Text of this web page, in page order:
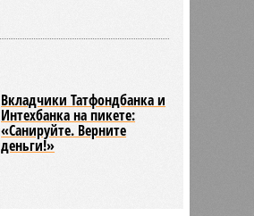
Вкладчики Татфондбанка и
Интехбанка на пикете:
«Санируйте. Верните
деньги!»